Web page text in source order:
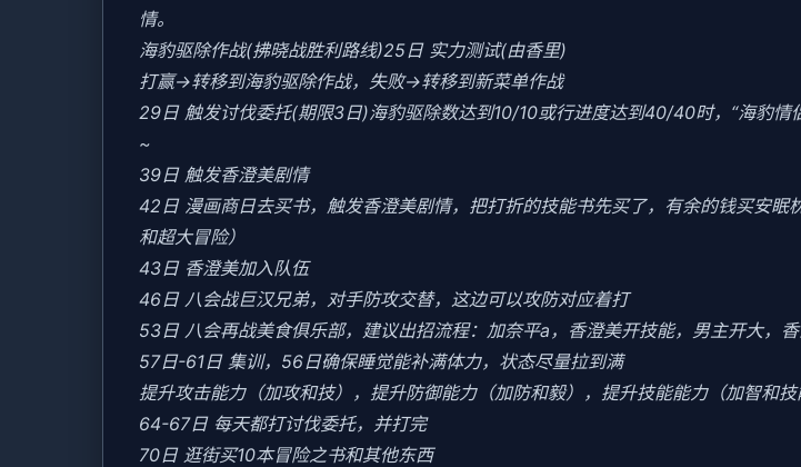
情。
海豹驱除作战(拂晓战胜利路线)25日 实力测试(由香里)
打赢→转移到海豹驱除作战，失败→转移到新菜单作战
29日 触发讨伐委托(期限3日)海豹驱除数达到10/10或行进度达到40/40时，“海豹
~
39日 触发香澄美剧情
42日 漫画商日去买书，触发香澄美剧情，把打折的技能书先买了，有余的钱买安
和超大冒险）
43日 香澄美加入队伍
46日 八会战巨汉兄弟，对手防攻交替，这边可以攻防对应着打
53日 八会再战美食俱乐部，建议出招流程：加奈平a，香澄美开技能，男主开大，
57日-61日 集训，56日确保睡觉能补满体力，状态尽量拉到满
提升攻击能力（加攻和技），提升防御能力（加防和毅），提升技能能力（加智和技
64-67日 每天都打讨伐委托，并打完
70日 逛街买10本冒险之书和其他东西